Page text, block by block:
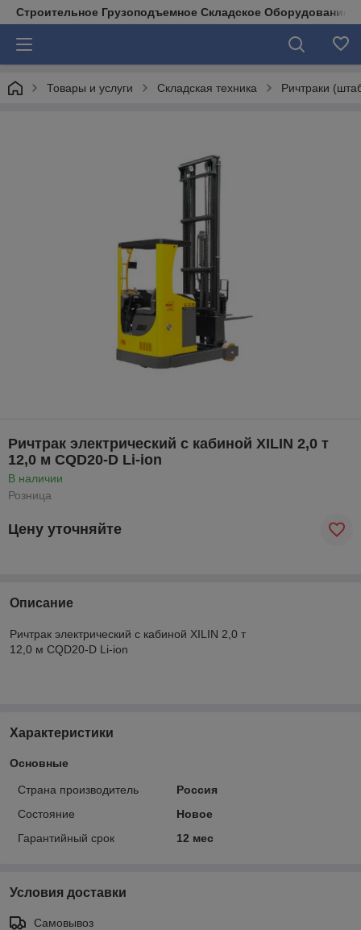
Строительное Грузоподъемное Складское Оборудование
Товары и услуги Складская техника Ричтраки
Ричтрак электрический с кабиной XILIN 2,0 т
12,0 м CQD20-D Li-ion
В наличии
Розница
Цену уточняйте
Описание
Ричтрак электрический с кабиной XILIN 2,0 т
12,0 м CQD20-D Li-ion
Характеристики
Основные
Страна производитель
Россия
Состояние
Новое
Гарантийный срок
12 мес
Условия доставки
Самовывоз